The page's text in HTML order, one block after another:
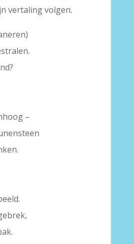
vertaling volgen.
–